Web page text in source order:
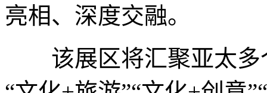
亮相、深度交融。
该展区将汇聚亚太多